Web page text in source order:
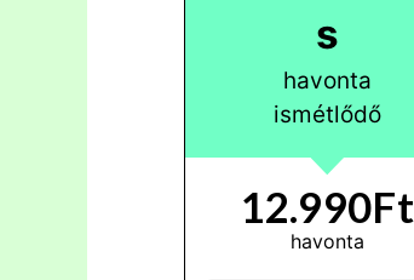
s
havonta
ismétlődő
12.990Ft
havonta